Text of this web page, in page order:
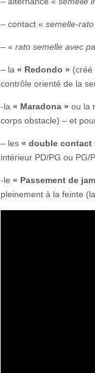
– contact « semelle-
– « rato semelle avec
– la « Redondo » (créé
contrôle orienté de la
-la « Maradona » ou la
corps obstacle) – et
– les « double contact
intérieur PD/PG ou PG/
-le « Passement de
pleinement à la feinte